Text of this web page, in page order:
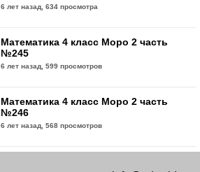
6 лет назад,634 просмотра
Математика 4 класс Моро 2 часть
№245
6 лет назад,599 просмотров
Математика 4 класс Моро 2 часть
№246
6 лет назад,568 просмотров